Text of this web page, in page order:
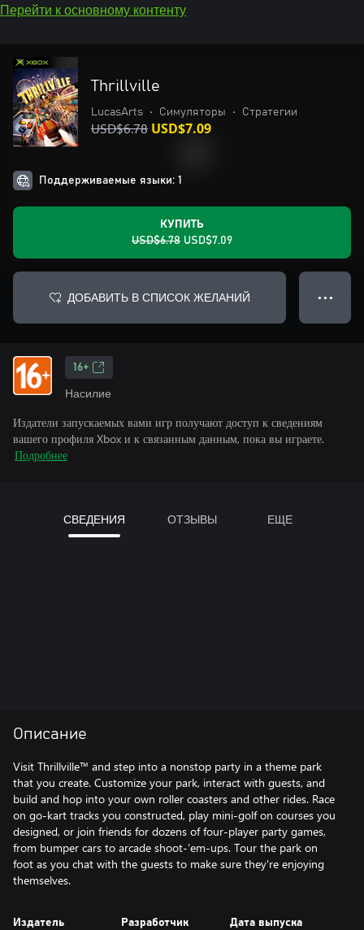
Перейти к основному контенту
Thrillville
LucasArts • Симуляторы • Стратегии
USD$6.78 USD$7.09
Поддерживаемые языки: 1
КУПИТЬ
USD$6.78 USD$7.09
ДОБАВИТЬ В СПИСОК ЖЕЛАНИЙ ● ● ●
16+
Насилие
Издатели запускаемых вами игр получают доступ к сведениям
вашего профиля Xbox и к связанным данным, пока вы играете.
Подробнее
СВЕДЕНИЯ ОТЗЫВЫ ЕЩЕ
Описание
Visit Thrillville™ and step into a nonstop party in a theme park
that you create. Customize your park, interact with guests, and
build and hop into your own roller coasters and other rides. Race
on go-kart tracks you constructed, play mini-golf on courses you
designed, or join friends for dozens of four-player party games,
from bumper cars to arcade shoot-'em-ups. Tour the park on
foot as you chat with the guests to make sure they're enjoying
themselves.
Издатель Разработчик Дата выпуска